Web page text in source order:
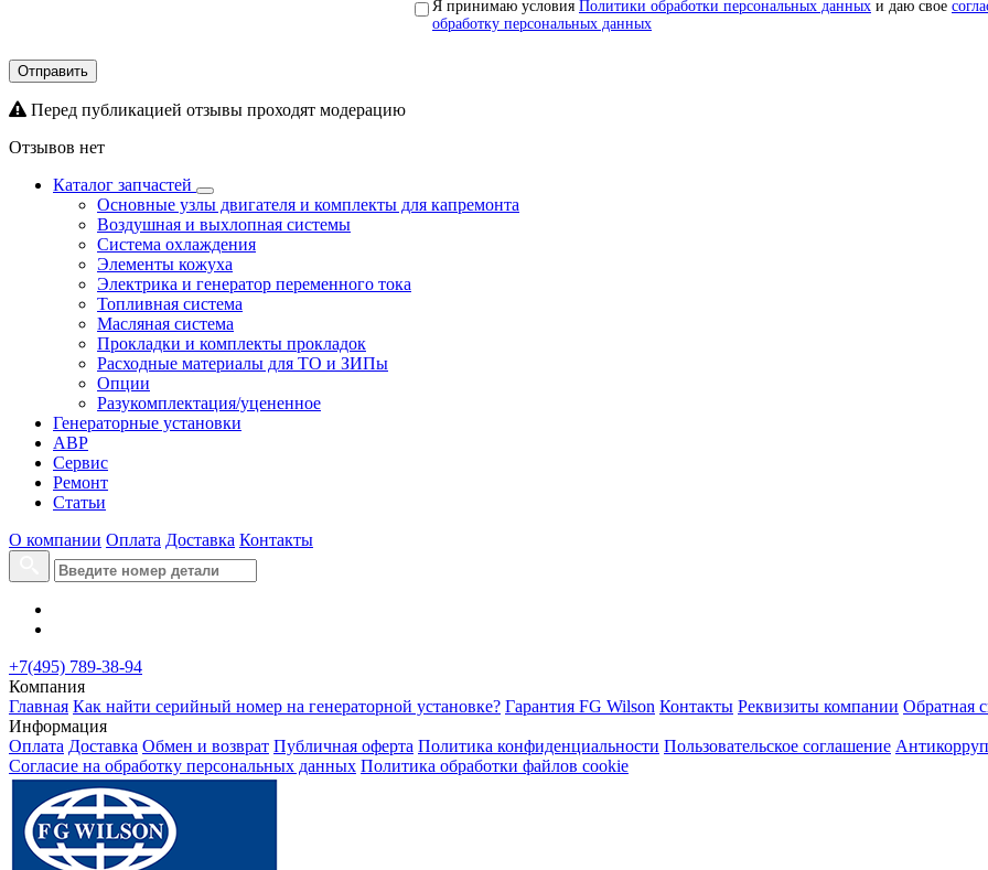
Я принимаю условия Политики обработки персональных данных и даю свое
обработку персональных данных
Отправить
Перед публикацией отзывы проходят модерацию
Отзывов нет
Каталог запчастей
Основные узлы двигателя и комплекты для капремонта
Воздушная и выхлопная системы
Система охлаждения
Элементы кожуха
Электрика и генератор переменного тока
Топливная система
Масляная система
Прокладки и комплекты прокладок
Расходные материалы для ТО и ЗИПы
Опции
Разукомплектация/уцененное
Генераторные установки
АВР
Сервис
Ремонт
Статьи
О компании Оплата Доставка Контакты
+7(495) 789-38-94
Компания
Главная Как найти серийный номер на генераторной установке? Гарантия FG Wilson Контакты Реквизиты компании Обратная
Информация
Оплата Доставка Обмен и возврат Публичная оферта Политика конфиденциальности Пользовательское соглашение
Согласие на обработку персональных данных Политика обработки файлов cookie